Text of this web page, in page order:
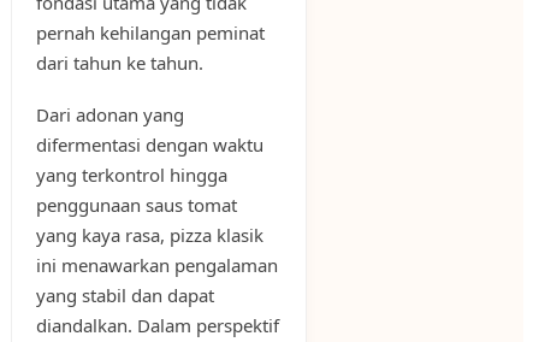
pernah kehilangan peminat
dari tahun ke tahun.
Dari adonan yang
difermentasi dengan waktu
yang terkontrol hingga
penggunaan saus tomat
yang kaya rasa, pizza klasik
ini menawarkan pengalaman
yang stabil dan dapat
diandalkan. Dalam perspektif